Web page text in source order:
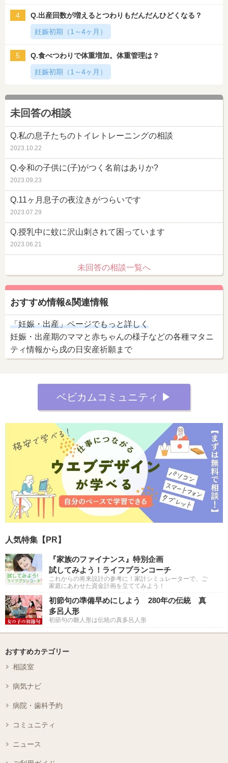
4
Q.出産回数が増えるとつわりもだんだんひどくなる？
妊娠初期（1～4ヶ月）
5
Q.食べつわりで体重増加。体重管理は？
妊娠初期（1～4ヶ月）
未回答の相談
Q.私の息子たちのトイレトレーニングの相談
2023.10.22
Q.令和の子供に(子)がつく名前はありか?
2023.09.23
Q.11ヶ月息子の夜泣きがつらいです
2023.07.29
Q.授乳中に蚊に沢山刺されて困っています
2023.06.21
未回答の相談一覧へ
おすすめ情報&関連情報
「妊娠・出産」ページでもっと詳しく
妊娠・出産期のママと赤ちゃんの様子などの各種マタニ
ティ情報から戌の日安産祈願まで
ベビカムコミュニティ ▶︎
人気特集【PR】
『家族のファイナンス』特別企画
試してみよう！ライフプランコーチ
これからの将来設計の参考に！家計シミュレーターで、ご
家庭にあわせた資金計画を立ててみよう！
初節句の準備早めにしよう 280年の伝統 真
多呂人形
初節句の雛人形は伝統の真多呂人形
おすすめカテゴリー
相談室
病気ナビ
病院・歯科予約
コミュニティ
ニュース